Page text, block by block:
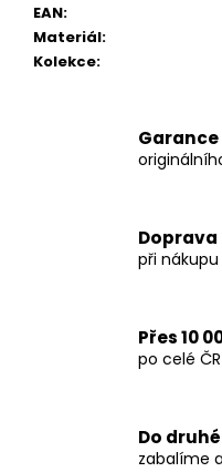
EAN:
Materiál:
Kolekce:
Doprava
při
Přes 10
po celé
Do
zabalíme